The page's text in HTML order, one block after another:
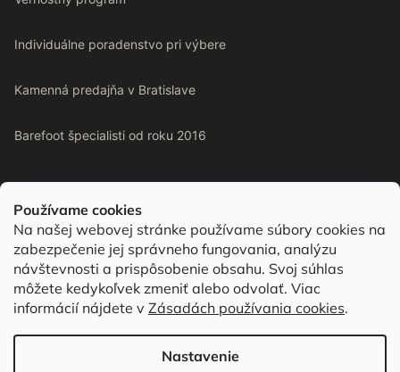
Používame cookies
Na našej webovej stránke používame súbory cookies na
zabezpečenie jej správneho fungovania, analýzu
návštevnosti a prispôsobenie obsahu. Svoj súhlas
môžete kedykoľvek zmeniť alebo odvolať. Viac
informácií nájdete v Zásadách používania cookies.
Nastavenie
Individuálne poradenstvo pri výbere
Kamenná predajňa v Bratislave
Barefoot špecialisti od roku 2016
Od roku 2016 pomáhame vyberať barefoot topánky podľa
chodidla. Nájdete nás aj v predajni v Bratislave.
Vytvoril Shoptet